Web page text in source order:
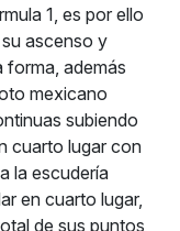
1, es por ello
ascenso y
forma, además
mexicano
subiendo
cuarto lugar con
la escudería
en cuarto lugar,
de sus puntos